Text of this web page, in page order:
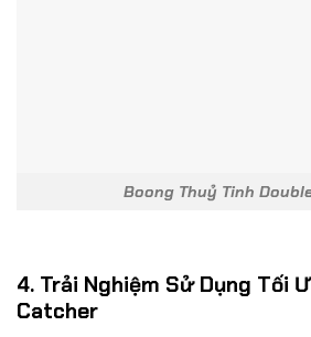
Boong Thuỷ Tinh
4. Trải Nghiệm Sử Dụng Tối
Catcher